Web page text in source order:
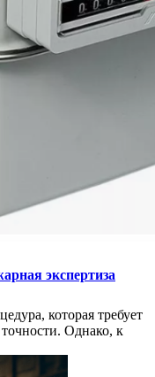
экспертиза
которая требует
Однако, к